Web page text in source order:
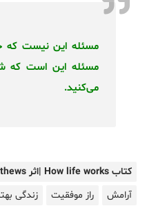
مسئله این نیست که
مسئله این است که
می‌کنید.
کتاب How life works |اثر Andrew Matthews
آرامش
راز موفقیت زندگی